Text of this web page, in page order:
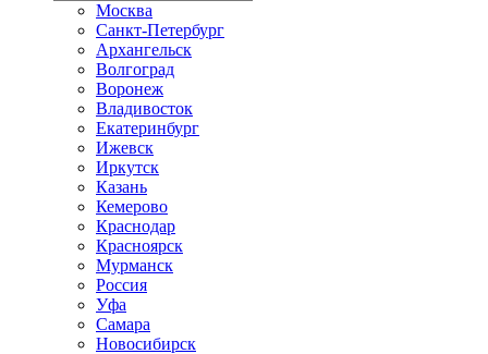
Москва
Санкт-Петербург
Архангельск
Волгоград
Воронеж
Владивосток
Екатеринбург
Ижевск
Иркутск
Казань
Кемерово
Краснодар
Красноярск
Мурманск
Россия
Уфа
Самара
Новосибирск